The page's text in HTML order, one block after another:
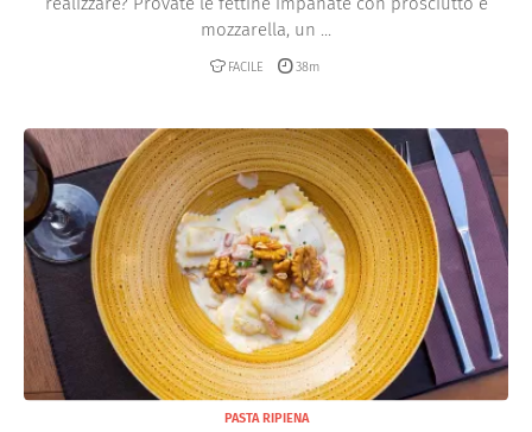
mozzarella, un ...
FACILE 38m
PASTA RIPIENA